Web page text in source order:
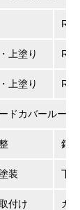
RS
上塗り RS
上塗り RS
ドカバールーフ
釘
装 下
付け ガ